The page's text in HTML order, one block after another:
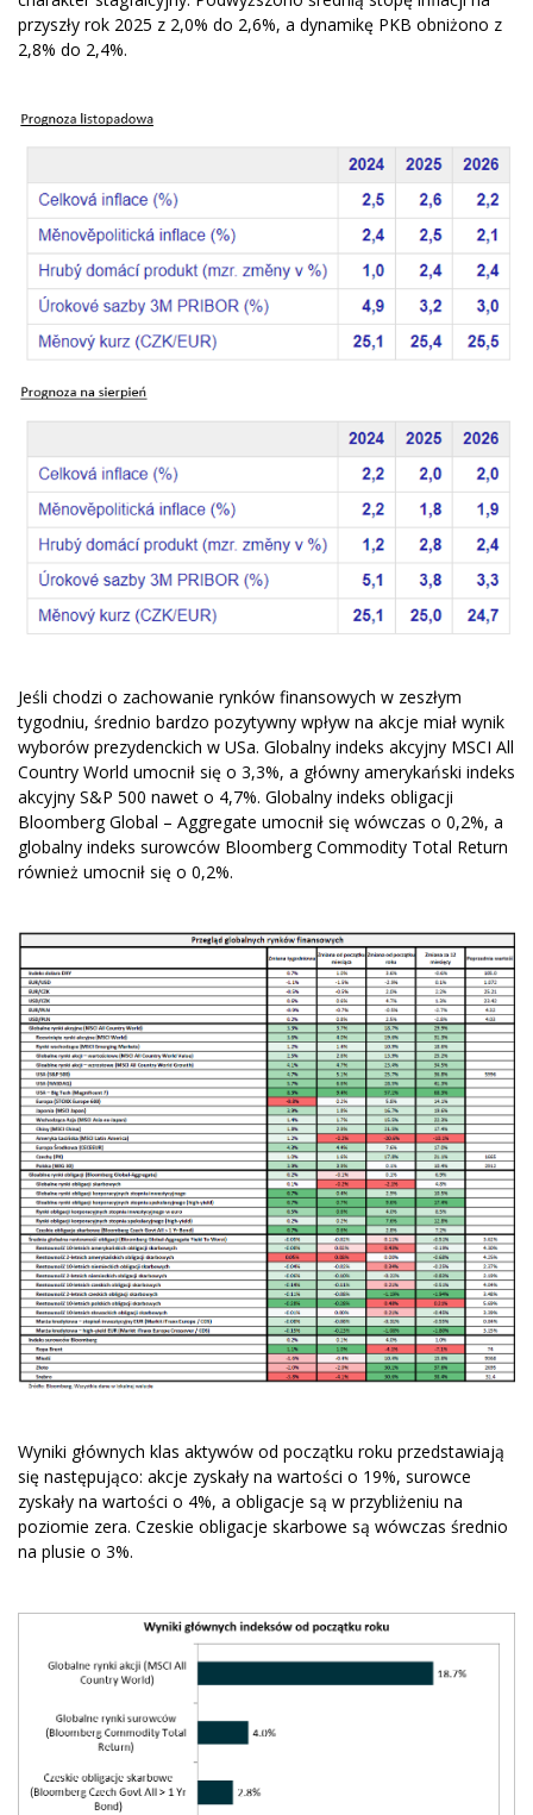
przyszły rok 2025 z 2,0% do 2,6%, a dynamikę PKB obniżono z
2,8% do 2,4%.
Jeśli chodzi o zachowanie rynków finansowych w zeszłym
tygodniu, średnio bardzo pozytywny wpływ na akcje miał wynik
wyborów prezydenckich w USa. Globalny indeks akcyjny MSCI All
Country World umocnił się o 3,3%, a główny amerykański indeks
akcyjny S&P 500 nawet o 4,7%. Globalny indeks obligacji
Bloomberg Global – Aggregate umocnił się wówczas o 0,2%, a
globalny indeks surowców Bloomberg Commodity Total Return
również umocnił się o 0,2%.
Wyniki głównych klas aktywów od początku roku przedstawiają
się następująco: akcje zyskały na wartości o 19%, surowce
zyskały na wartości o 4%, a obligacje są w przybliżeniu na
poziomie zera. Czeskie obligacje skarbowe są wówczas średnio
na plusie o 3%.